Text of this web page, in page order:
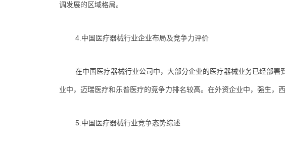
调发展的区域格局。
4.中国医疗器械行业企业布局及竞争力评价
在中国医疗器械行业公司中，大部分企业的医疗器械业务已经部
业中，迈瑞医疗和乐普医疗的竞争力排名较高。在外资企业中，强生，
5.中国医疗器械行业竞争态势综述